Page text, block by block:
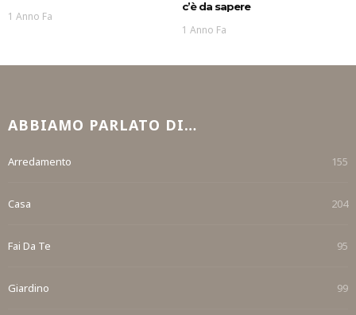
1 Anno Fa
c’è da sapere
1 Anno Fa
ABBIAMO PARLATO DI…
Arredamento 155
Casa 204
Fai Da Te 95
Giardino 99